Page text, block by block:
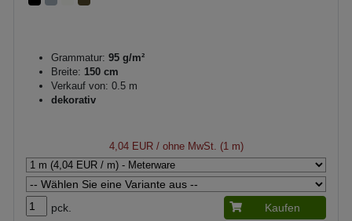
Grammatur: 95 g/m²
Breite: 150 cm
Verkauf von: 0.5 m
dekorativ
4,04 EUR/ ohne MwSt. (1 m)
pck. Kaufen